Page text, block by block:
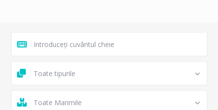
Toate tipurile
Toate Marimile